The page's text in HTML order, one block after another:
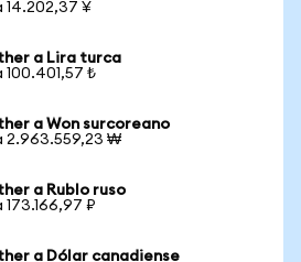
14.202,37 ¥
a Lira turca
100.401,57 ₺
a Won surcoreano
2.963.559,23 ₩
a Rublo ruso
173.166,97 ₽
a Dólar canadiense